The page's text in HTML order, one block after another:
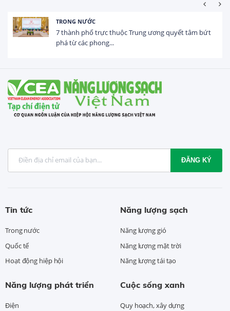
trực thuộc Trung ương quyết tâm bứt
Tổng vốn
ĐĂNG KÝ
Tin tức
Trong nước
Quốc tế
Hoạt động hiệp hội
Năng lượng sạch
Năng lượng gió
Năng lượng mặt trời
Năng lượng tái tạo
Năng lượng phát triển
Điện
Cuộc sống xanh
Quy hoạch, xây dựng